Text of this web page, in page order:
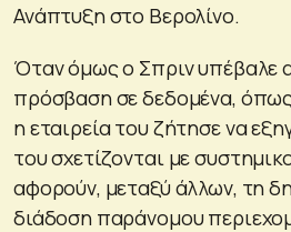
Ανάπτυξη στο Βερολίνο.
Όταν όμως ο Σπριν υπέβαλε
πρόσβαση σε δεδομένα,
η εταιρεία του ζήτησε να
του σχετίζονται με
αφορούν, μεταξύ άλλων, τη
διάδοση παράνομου